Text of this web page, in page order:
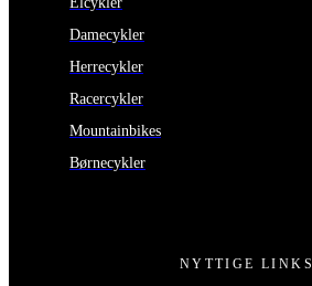
Damecykler
Herrecykler
Racercykler
Mountainbikes
Børnecykler
NYTTIGE LINKS